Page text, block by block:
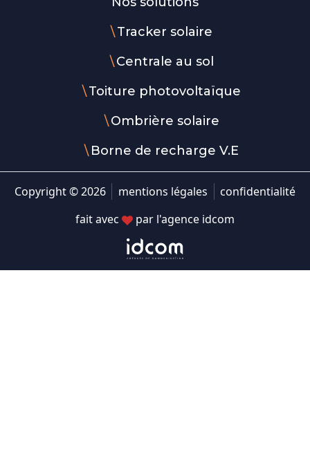
Tracker solaire
Centrale au sol
Toiture photovoltaïque
Ombrière solaire
Borne de recharge V.E
Copyright © 2026 mentions légales
confidentialité
fait avec
par l'agence idcom